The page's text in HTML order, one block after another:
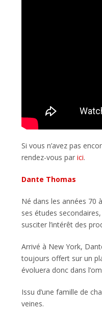
Si vous n’avez pas
rendez-vous par ici.
Dante Thomas
Né dans les années 70
ses études
susciter l’intérêt des
Arrivé à New York,
toujours offert sur un
évoluera donc dans
Issu d’une famille de
veines.